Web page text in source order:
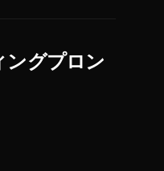
ングプロン